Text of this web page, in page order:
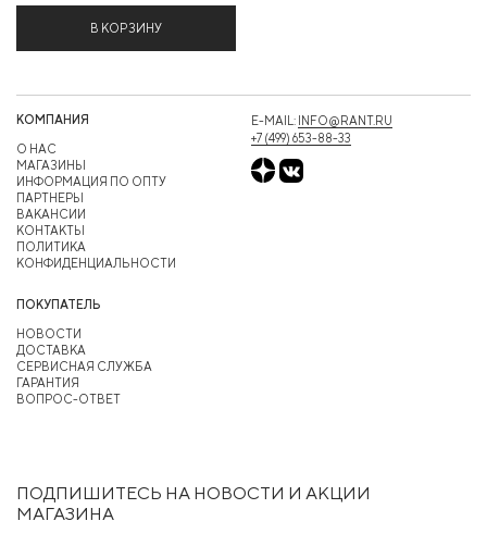
В КОРЗИНУ
ПОДПИШИТЕСЬ НА НОВОСТИ И АКЦИИ
МАГАЗИНА
КОМПАНИЯ
О НАС
МАГАЗИНЫ
ИНФОРМАЦИЯ ПО ОПТУ
ПАРТНЕРЫ
ВАКАНСИИ
КОНТАКТЫ
ПОЛИТИКА
КОНФИДЕНЦИАЛЬНОСТИ
ПОКУПАТЕЛЬ
НОВОСТИ
ДОСТАВКА
СЕРВИСНАЯ СЛУЖБА
ГАРАНТИЯ
ВОПРОС-ОТВЕТ
E-MAIL: INFO@RANT.RU
+7 (499) 653-88-33